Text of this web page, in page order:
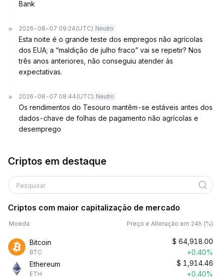
Bank
2026-08-07 09:24 (UTC) Neutro
Esta noite é o grande teste dos empregos não agrícolas
dos EUA; a “maldição de julho fraco” vai se repetir? Nos
três anos anteriores, não conseguiu atender às
expectativas.
2026-08-07 08:44 (UTC) Neutro
Os rendimentos do Tesouro mantêm-se estáveis antes dos
dados-chave de folhas de pagamento não agrícolas e
desemprego
Criptos em destaque
Pesquisar
Criptos com maior capitalização de mercado
Moeda Preço e Alteração em 24h (%)
Bitcoin
BTC
$ 64,918.00
+0.40%
Ethereum
ETH
$ 1,914.46
+0.40%